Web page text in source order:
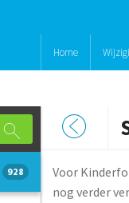
Home
928
Voor
nog verder